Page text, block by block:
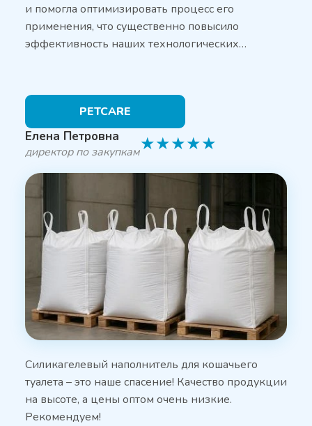
и помогла оптимизировать процесс его
применения, что существенно повысило
эффективность наших технологических…
PETCARE
Елена Петровна
директор по закупкам★★★★★
Силикагелевый наполнитель для кошачьего
туалета – это наше спасение! Качество продукции
на высоте, а цены оптом очень низкие.
Рекомендуем!